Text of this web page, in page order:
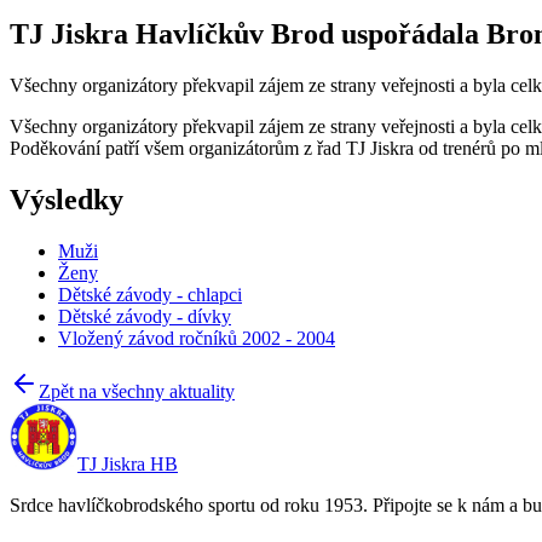
TJ Jiskra Havlíčkův Brod uspořádala
Všechny organizátory překvapil zájem ze strany veřejnosti a byla
Všechny organizátory překvapil zájem ze strany veřejnosti a byla
Poděkování patří všem organizátorům z řad TJ Jiskra od trenérů po
Výsledky
Muži
Ženy
Dětské závody - chlapci
Dětské závody - dívky
Vložený závod ročníků 2002 - 2004
Zpět na všechny aktuality
TJ Jiskra HB
Srdce havlíčkobrodského sportu od roku 1953. Připojte se k nám a